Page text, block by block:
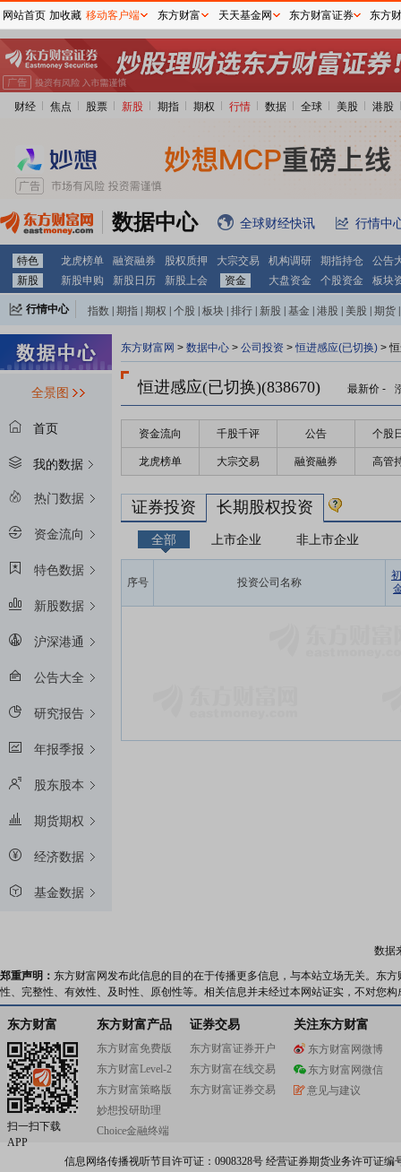
财经 焦点 股票 新股 期指 期权 行情 数据 全球 美股 港股
数据中心 全球财经快讯 行情中
特色 龙虎榜单 融资融券 股权质押 大宗交易 机构调研 期指持仓
公告
新股
新股申购 新股日历 新股上会 资金 大盘资金 个股资金 板块
行情中心 指数 期指 期权 个股 板块 排行 新股 基金 港股 美股 期货
全景图
首页
我的数据
热门数据
资金流向
特色数据
新股数据
沪深港通
公告大全
研究报告
年报季报
股东股本
期货期权
经济数据
基金数据
东方财富网 > 数据中心 > 公司投资 >恒进感应(已切换) >
恒进感应(已切换)(838670) 最新价 -
资金流向 千股千评 公告 个股
龙虎榜单 大宗交易 融资融券 高管
证券投资 长期股权投资
全部 上市企业 非上市企业
序号 投资公司名称
数据
郑重声明： 东方财富网发布此信息的目的在于传播更多信息，与本站立场无关。东
性、完整性、有效性、及时性、原创性等。相关信息并未经过本网站证实，不对您
东方财富
扫一扫下载
APP
东方财富产品
东方财富免费版
东方财富Level-2
东方财富策略版
妙想投研助理
Choice金融终端
证券交易
东方财富证券开户
东方财富在线交易
东方财富证券交易
关注东方财富
东方财富网微博
东方财富网微信
意见与建议
信息网络传播视听节目许可证：0908328号 经营证券期货业务许可证编
网站首页 加收藏 移动客户端 东方财富 天天基金网 东方财富证券 东方